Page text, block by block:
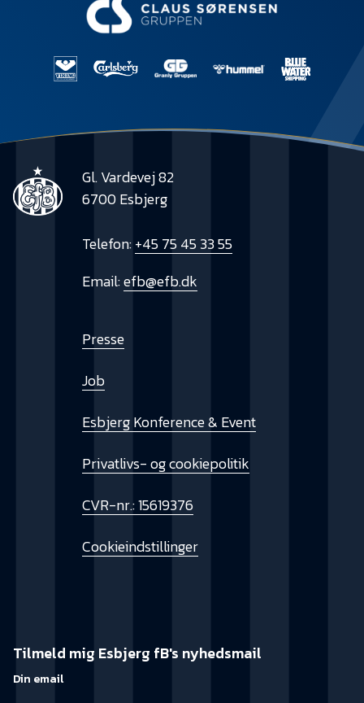
Gl. Vardevej 82
6700 Esbjerg
Telefon:+45 75 45 33 55
Email:efb@efb.dk
Presse
Job
Esbjerg Konference & Event
Privatlivs- og cookiepolitik
CVR-nr.: 15619376
Cookieindstillinger
Tilmeld mig Esbjerg fB's nyhedsmail
Din email